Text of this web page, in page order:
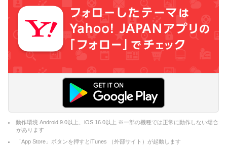
動作環境 Android 9.0以上、iOS 16.0以上 ※一部の機種では正常に動作しない場合
があります
「App Store」ボタンを押すとiTunes （外部サイト）が起動します